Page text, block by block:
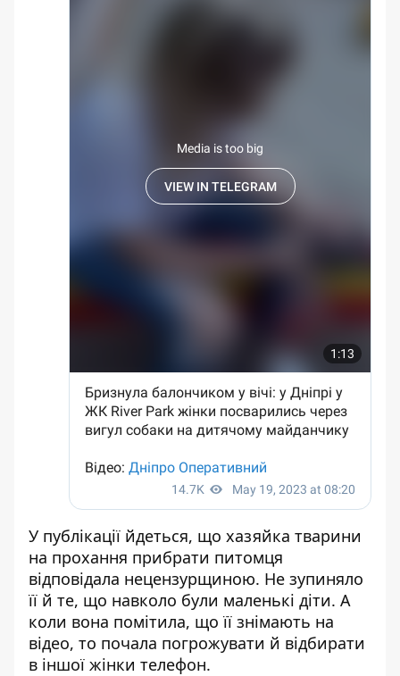
У публікації йдеться, що хазяйка тварини
на прохання прибрати питомця
відповідала нецензурщиною. Не зупиняло
її й те, що навколо були маленькі діти. А
коли вона помітила, що її знімають на
відео, то почала погрожувати й відбирати
в іншої жінки телефон.